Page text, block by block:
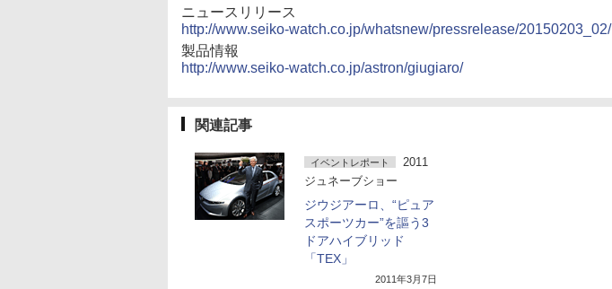
ニュースリリース
http://www.seiko-watch.co.jp/whatsnew/pressrelease/20150203_02/
製品情報
http://www.seiko-watch.co.jp/astron/giugiaro/
関連記事
イベントレポート
2011
ジュネーブショー
ジウジアーロ、“ピュア
スポーツカー”を謳う3
ドアハイブリッド
「TEX」
2011年3月7日